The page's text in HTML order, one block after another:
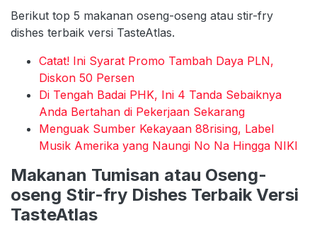
Berikut top 5 makanan oseng-oseng atau stir-fry
dishes terbaik versi TasteAtlas.
Catat! Ini Syarat Promo Tambah Daya PLN,
Diskon 50 Persen
Di Tengah Badai PHK, Ini 4 Tanda Sebaiknya
Anda Bertahan di Pekerjaan Sekarang
Menguak Sumber Kekayaan 88rising, Label
Musik Amerika yang Naungi No Na Hingga NIKI
Makanan Tumisan atau Oseng-
oseng Stir-fry Dishes Terbaik Versi
TasteAtlas